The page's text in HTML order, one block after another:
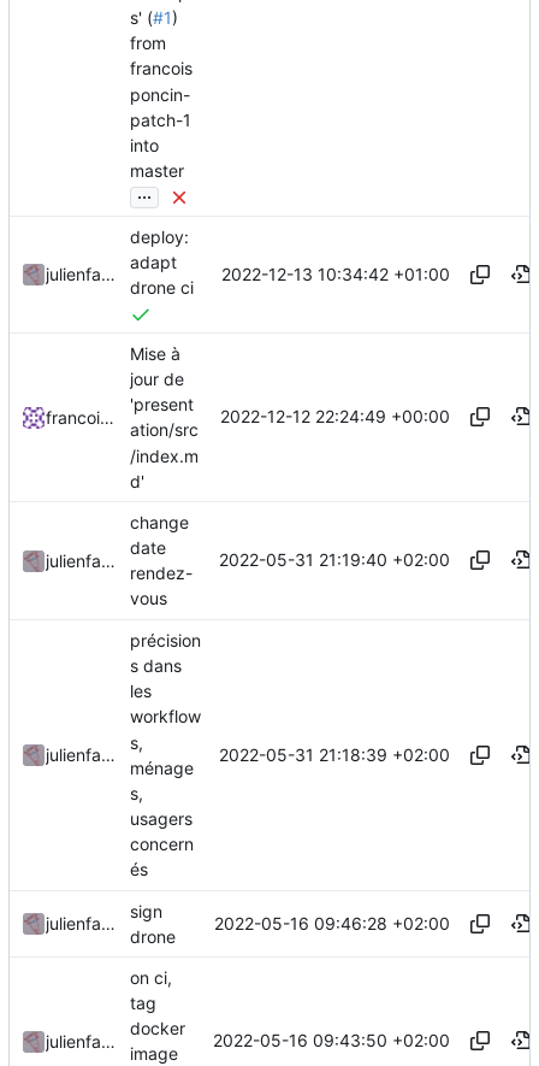
s' (#1)
from
francois
poncin-
patch-1
into
master
...
julienfastre
deploy:
adapt
drone ci
2022-12-13 10:34:42 +01:00
francoisponcin
Mise à
jour de
'present
ation/src
/index.m
d'
2022-12-12 22:24:49 +00:00
julienfastre
change
date
rendez-
vous
2022-05-31 21:19:40 +02:00
julienfastre
précision
s dans
les
workflow
s,
ménage
s,
usagers
concern
és
2022-05-31 21:18:39 +02:00
julienfastre
sign
drone
2022-05-16 09:46:28 +02:00
julienfastre
on ci,
tag
docker
image
2022-05-16 09:43:50 +02:00